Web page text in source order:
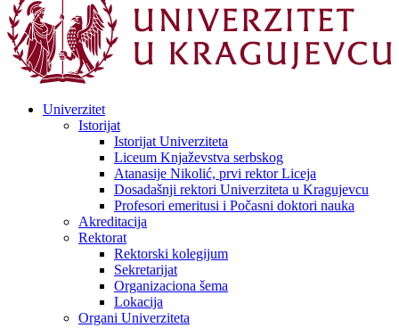
Univerzitet
Istorijat
Istorijat Univerziteta
Liceum Knjaževstva serbskog
Atanasije Nikolić, prvi rektor Liceja
Dosadašnji rektori Univerziteta u Kragujevcu
Profesori emeritusi i Počasni doktori nauka
Akreditacija
Rektorat
Rektorski kolegijum
Sekretarijat
Organizaciona šema
Lokacija
Organi Univerziteta